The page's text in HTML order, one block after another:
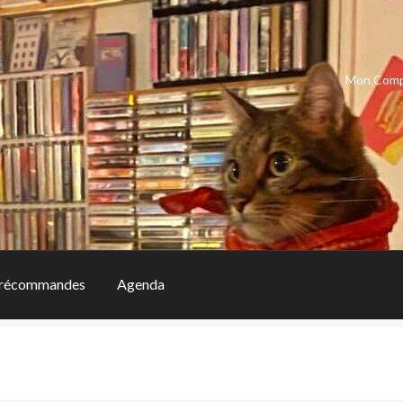
Mon
Agenda